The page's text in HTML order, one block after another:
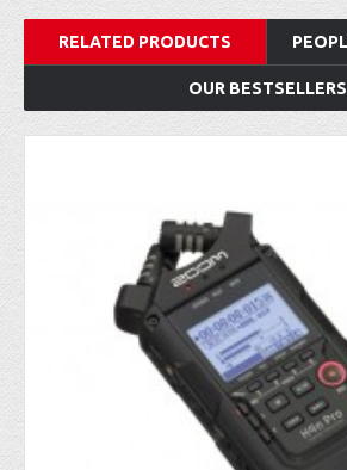
RELATED PRODUCTS
OUR BESTSELLERS